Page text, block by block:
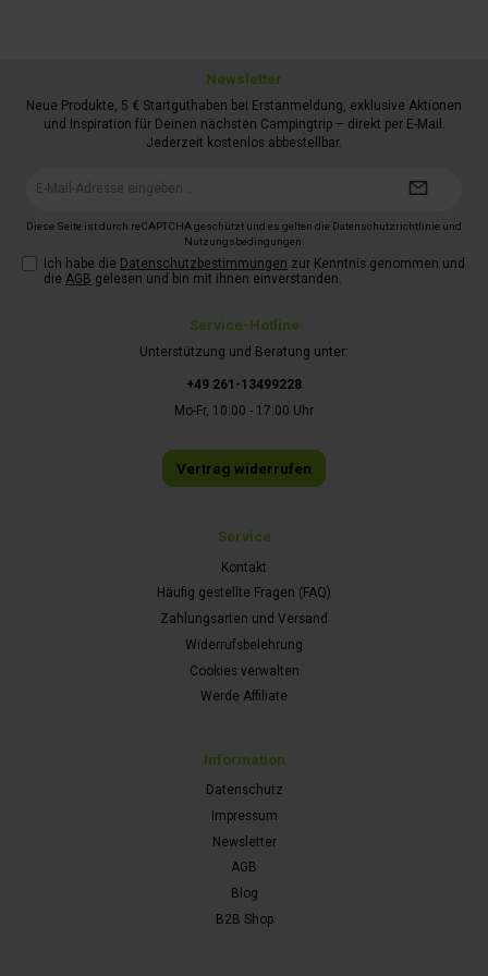
Service-Hotline
Unterstützung und Beratung unter:
+49 261-13499228
Mo-Fr, 10:00 - 17:00 Uhr
Vertrag widerrufen
Service
Kontakt
Häufig gestellte Fragen (FAQ)
Zahlungsarten und Versand
Widerrufsbelehrung
Cookies verwalten
Werde Affiliate
Information
Datenschutz
Impressum
Newsletter
AGB
Blog
B2B Shop
Newsletter
Neue Produkte, 5 € Startguthaben bei Erstanmeldung, exklusive Aktionen
und Inspiration für Deinen nächsten Campingtrip – direkt per E-Mail.
Jederzeit kostenlos abbestellbar.
Diese Seite ist durch reCAPTCHA geschützt und es gelten die Datenschutzrichtlinie und
Nutzungsbedingungen
Ich habe die Datenschutzbestimmungen zur Kenntnis genommen und
die AGB gelesen und bin mit ihnen einverstanden.